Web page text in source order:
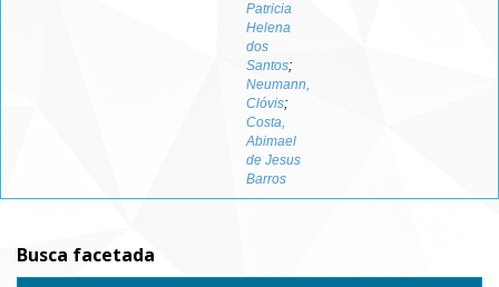
Patricia
Helena
dos
Santos;
Neumann,
Clóvis;
Costa,
Abimael
de Jesus
Barros
Busca facetada